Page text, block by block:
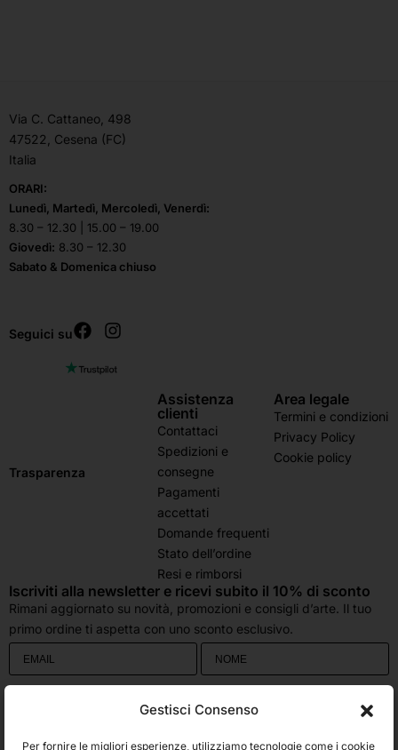
Gestisci Consenso
Per fornire le migliori esperienze, utilizziamo tecnologie come i cookie
Via C. Cattaneo, 498
47522, Cesena (FC)
Italia
ORARI:
Lunedì, Martedì, Mercoledì, Venerdì:
8.30 – 12.30 | 15.00 – 19.00
Giovedì: 8.30 – 12.30
Sabato & Domenica chiuso
Seguici su
Trasparenza
Assistenza
clienti
Contattaci
Spedizioni e
consegne
Pagamenti
accettati
Domande frequenti
Stato dell’ordine
Resi e rimborsi
Area legale
Termini e condizioni
Privacy Policy
Cookie policy
Iscriviti alla newsletter e ricevi subito il 10% di sconto
Rimani aggiornato su novità, promozioni e consigli d’arte. Il tuo
primo ordine ti aspetta con uno sconto esclusivo.
accetti che i dati personali da te forniti vengano trasferiti a Brevo per il